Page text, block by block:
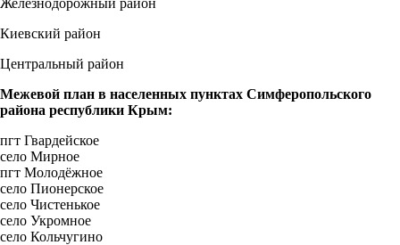
Киевский район
Центральный район
Межевой план в населенных пунктах Симферопольского
района республики Крым:
пгт Гвардейское
село Мирное
пгт Молодёжное
село Пионерское
село Чистенькое
село Укромное
село Кольчугино